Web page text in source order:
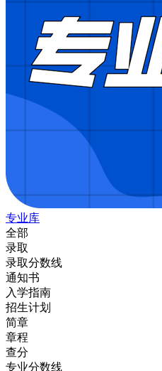
专业库
全部
录取
录取分数线
通知书
入学指南
招生计划
简章
章程
查分
专业分数线